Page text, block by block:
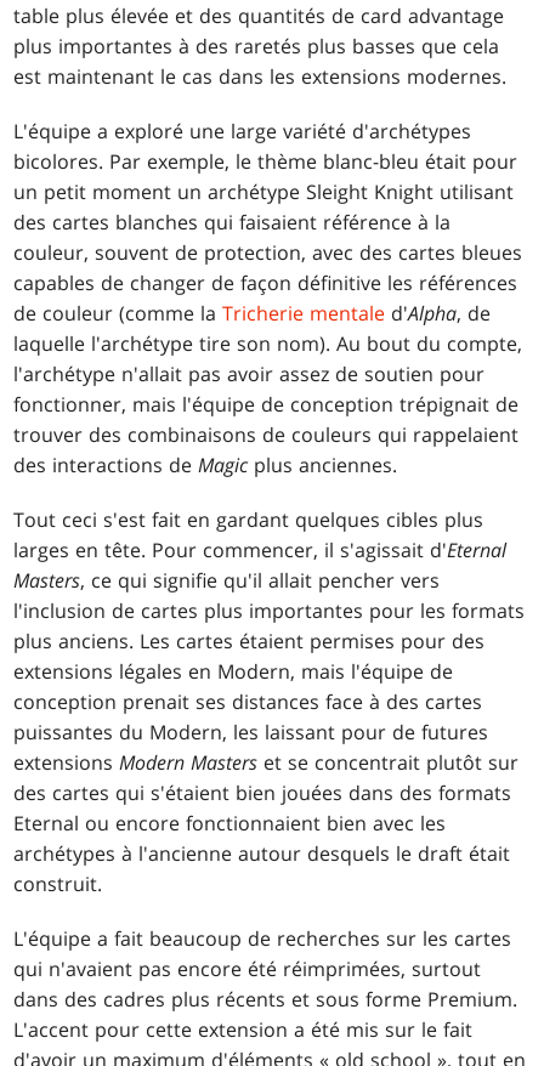
table plus élevée et des quantités de card advantage
plus importantes à des raretés plus basses que cela
est maintenant le cas dans les extensions modernes.
L'équipe a exploré une large variété d'archétypes
bicolores. Par exemple, le thème blanc-bleu était pour
un petit moment un archétype Sleight Knight utilisant
des cartes blanches qui faisaient référence à la
couleur, souvent de protection, avec des cartes bleues
capables de changer de façon définitive les références
de couleur (comme laTricherie mentale d'Alpha, de
laquelle l'archétype tire son nom). Au bout du compte,
l'archétype n'allait pas avoir assez de soutien pour
fonctionner, mais l'équipe de conception trépignait de
trouver des combinaisons de couleurs qui rappelaient
des interactions deMagic plus anciennes.
Tout ceci s'est fait en gardant quelques cibles plus
larges en tête. Pour commencer, il s'agissait d'Eternal
Masters, ce qui signifie qu'il allait pencher vers
l'inclusion de cartes plus importantes pour les formats
plus anciens. Les cartes étaient permises pour des
extensions légales en Modern, mais l'équipe de
conception prenait ses distances face à des cartes
puissantes du Modern, les laissant pour de futures
extensionsModern Masters et se concentrait plutôt sur
des cartes qui s'étaient bien jouées dans des formats
Eternal ou encore fonctionnaient bien avec les
archétypes à l'ancienne autour desquels le draft était
construit.
L'équipe a fait beaucoup de recherches sur les cartes
qui n'avaient pas encore été réimprimées, surtout
dans des cadres plus récents et sous forme Premium.
L'accent pour cette extension a été mis sur le fait
d'avoir un maximum d'éléments « old school », tout en